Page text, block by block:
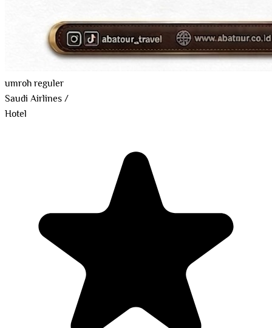
umroh reguler
Saudi Airlines/
Hotel